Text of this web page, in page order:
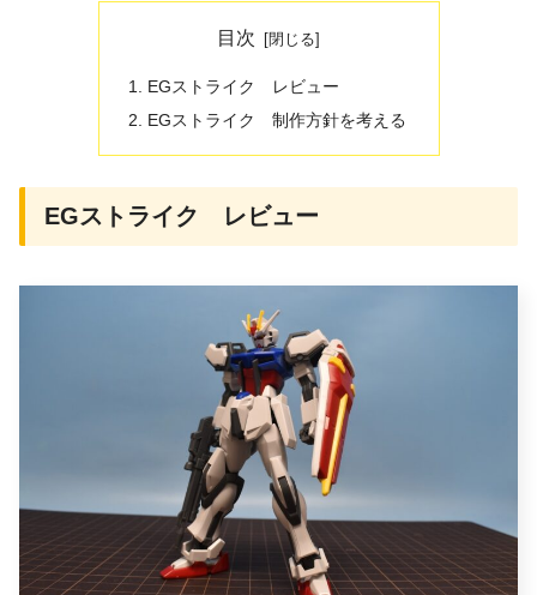
目次
EGストライク レビュー
EGストライク 制作方針を考える
EGストライク レビュー